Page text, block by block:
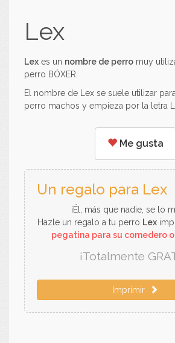
Lex
Lex es un nombre de perro muy
perro BÓXER.
El nombre de Lex se suele utilizar
perro machos y empieza por la letra L.
Me gusta
Un regalo para Lex
¡Él, más que nadie, se lo
Hazle un regalo a tu perro Lex
pegatina para su comedero
¡Totalmente
Imprimir